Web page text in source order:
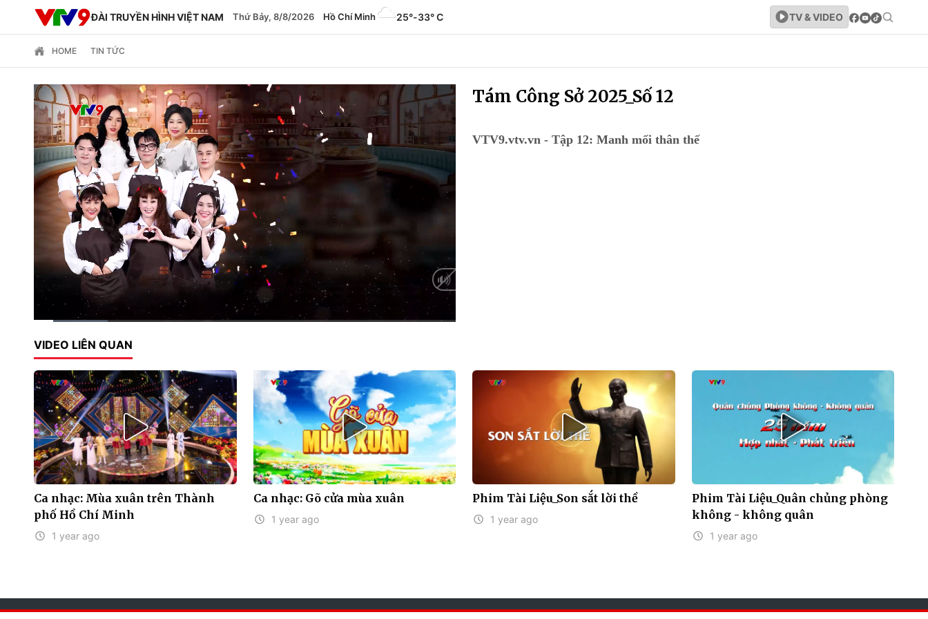
ĐÀI TRUYỀN HÌNH VIỆT NAM Thứ Bảy, 8/8/2026 Hồ Chí Minh 25°-33° C TV & VIDEO
HOME TIN TỨC
Time
Tám Công Sở 2025_Số 12
VTV9.vtv.vn - Tập 12: Manh mối thân thế
VIDEO LIÊN QUAN
Ca nhạc: Mùa xuân trên Thành
phố Hồ Chí Minh
1 year ago
Ca nhạc: Gõ cửa mùa xuân
1 year ago
Phim Tài Liệu_Son sắt lời thề
1 year ago
Phim Tài Liệu_Quân chủng phòng
không - không quân
1 year ago